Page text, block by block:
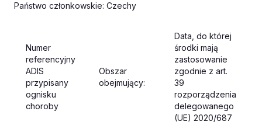
Państwo członkowskie: Czechy
Numer
referencyjny
ADIS
przypisany
ognisku
choroby
Obszar
obejmujący:
Data, do której
środki mają
zastosowanie
zgodnie z art.
39
rozporządzenia
delegowanego
(UE) 2020/687